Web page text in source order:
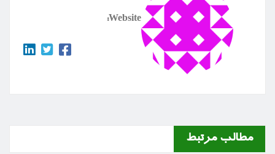
Website:
مطالب مرتبط